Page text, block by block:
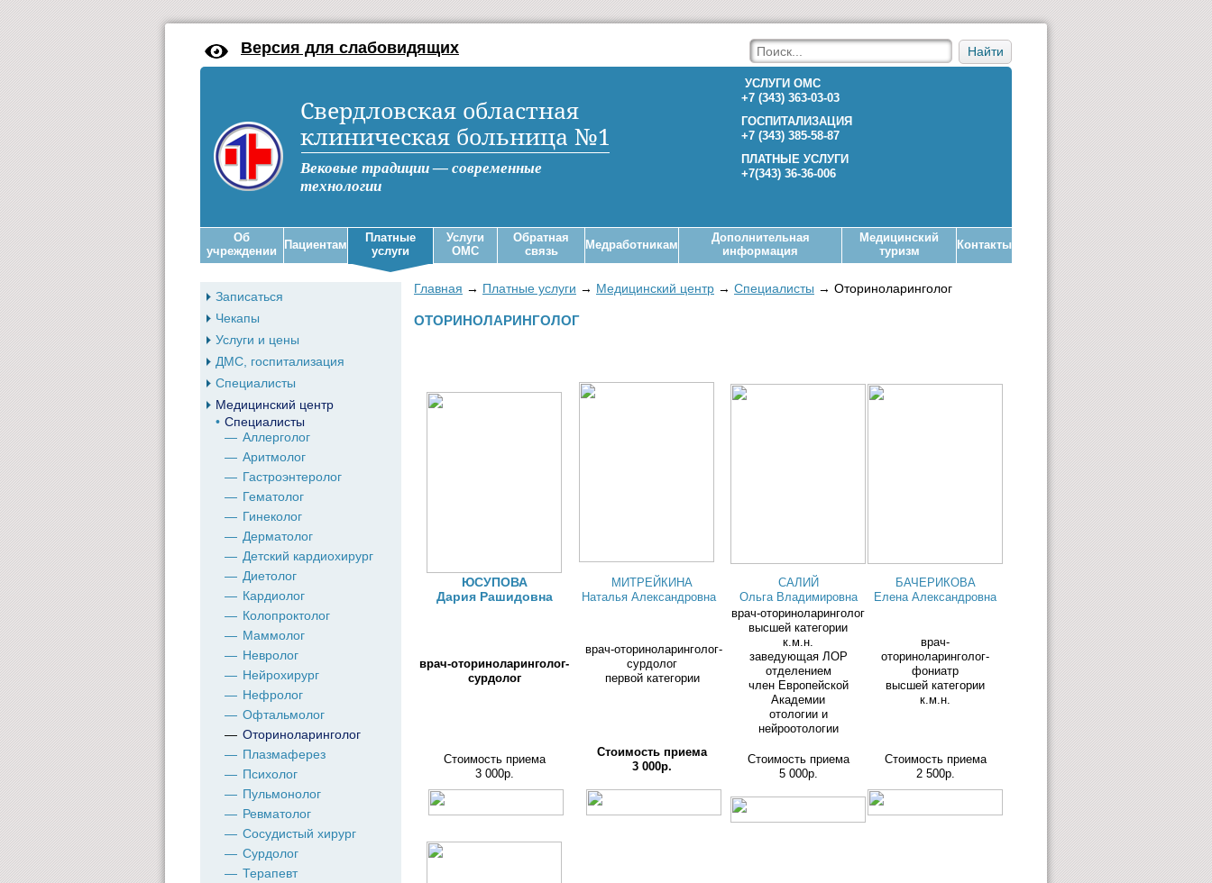
Версия для слабовидящих Найти
Свердловская областная
клиническая больница №1
Вековые традиции — современные
технологии
УСЛУГИ ОМС
+7 (343) 363-03-03
ГОСПИТАЛИЗАЦИЯ
+7 (343) 385-58-87
ПЛАТНЫЕ УСЛУГИ
+7(343) 36-36-006
Об
учреждении
Пациентам
Платные
услуги
Услуги
ОМС
Обратная
связь
Медработникам
Дополнительная
информация
Медицинский
туризм
Контакты
Записаться
Чекапы
Услуги и цены
ДМС, госпитализация
Специалисты
Медицинский центр
Специалисты
Аллерголог
Аритмолог
Гастроэнтеролог
Гематолог
Гинеколог
Дерматолог
Детский кардиохирург
Диетолог
Кардиолог
Колопроктолог
Маммолог
Невролог
Нейрохирург
Нефролог
Офтальмолог
Оториноларинголог
Плазмаферез
Психолог
Пульмонолог
Ревматолог
Сосудистый хирург
Сурдолог
Терапевт
Главная → Платные услуги → Медицинский центр → Специалисты → Оториноларинголог
ОТОРИНОЛАРИНГОЛОГ
ЮСУПОВА
Дария Рашидовна
МИТРЕЙКИНА
Наталья Александровна
САЛИЙ
Ольга Владимировна
БАЧЕРИКОВА
Елена Александровна
врач-оториноларинголог-
сурдолог
врач-оториноларинголог-
сурдолог
первой категории
врач-оториноларинголог
высшей категории
к.м.н.
заведующая ЛОР
отделением
член Европейской
Академии
отологии и
нейроотологии
врач-
оториноларинголог-
фониатр
высшей категории
к.м.н.
Стоимость приема
3 000р.
Стоимость приема
3 000р.
Стоимость приема
5 000р.
Стоимость приема
2 500р.